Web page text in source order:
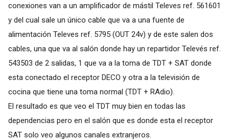
conexiones van a un amplificador de mástil Televes ref. 561601
y del cual sale un único cable que va a una fuente de
alimentación Televes ref. 5795 (OUT 24v) y de este salen dos
cables, una que va al salón donde hay un repartidor Televés ref.
543503 de 2 salidas, 1 que va a la toma de TDT + SAT donde
esta conectado el receptor DECO y otra a la televisión de
cocina que tiene una toma normal (TDT + RAdio).
El resultado es que veo el TDT muy bien en todas las
dependencias pero en el salón que es donde esta el receptor
SAT solo veo algunos canales extranjeros.